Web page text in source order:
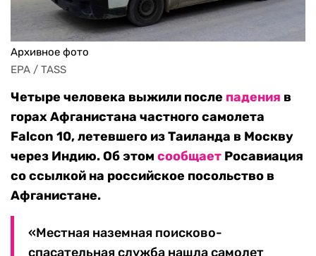
Архивное фото
EPA / TASS
Четыре человека выжили после падения в
горах Афганистана частного самолета
Falcon 10, летевшего из Таиланда в Москву
через Индию. Об этом сообщает Росавиация
со ссылкой на российское посольство в
Афганистане.
«Местная наземная поисково-
спасательная служба нашла самолет